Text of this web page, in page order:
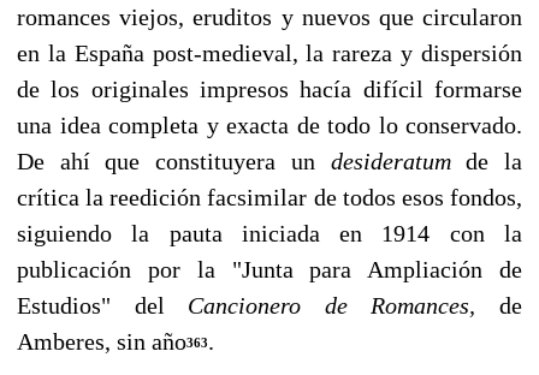
romances viejos, eruditos y nuevos que circularon
en la España post-medieval, la rareza y dispersión
de los originales impresos hacía di­fícil formarse
una idea completa y exacta de todo lo conservado.
De ahí que constituyera un de­sideratumde la
crítica la reedición facsimilar de todos esos fondos,
siguiendo la pauta iniciada en 1914 con la
publicación por la "Junta para Ampliación de
Estudios" del Cancionero de Ro­mances,de
Amberes, sin año363.